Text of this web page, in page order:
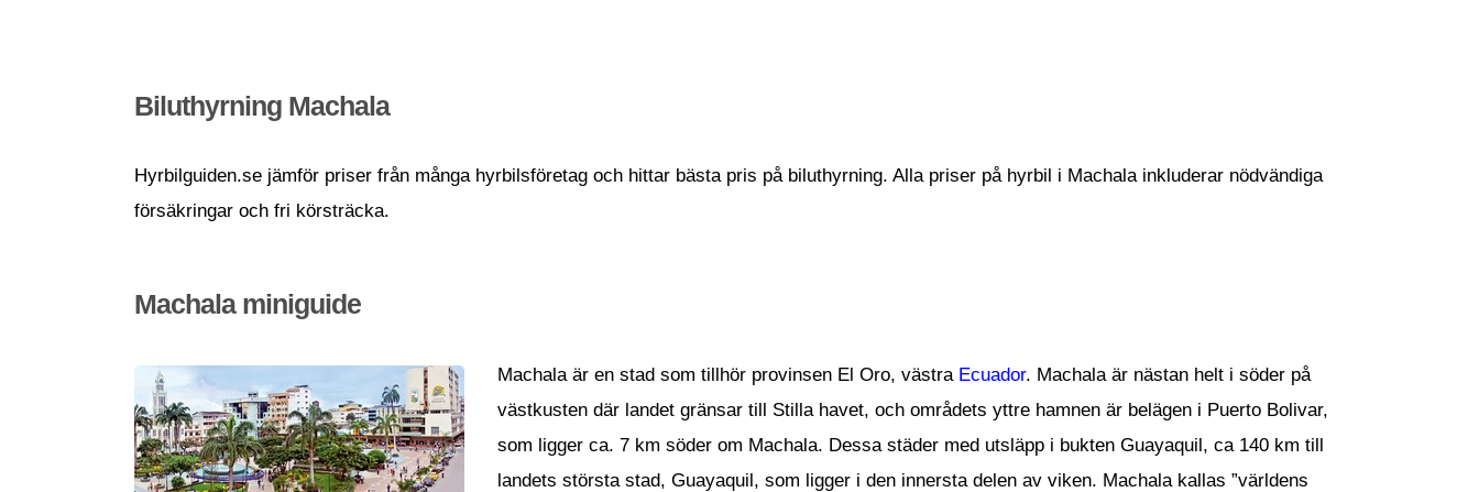
Biluthyrning Machala
Hyrbilguiden.se jämför priser från många hyrbilsföretag och hittar bästa pris på biluthyrning. Alla priser på hyrbil i Machala inkluderar nödvändiga
försäkringar och fri körsträcka.
Machala miniguide
Machala är en stad som tillhör provinsen El Oro, västra Ecuador. Machala är nästan helt i söder på
västkusten där landet gränsar till Stilla havet, och områdets yttre hamnen är belägen i Puerto Bolivar,
som ligger ca. 7 km söder om Machala. Dessa städer med utsläpp i bukten Guayaquil, ca 140 km till
landets största stad, Guayaquil, som ligger i den innersta delen av viken. Machala kallas ”världens